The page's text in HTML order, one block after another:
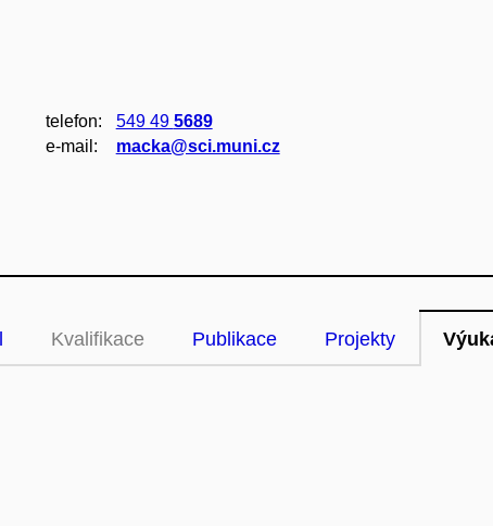
telefon: 549 49 5689
e‑mail:
macka@sci.muni.cz
Kvalifikace Publikace Projekty